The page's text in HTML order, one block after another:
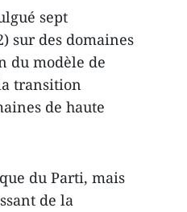
sept
sur des domaines
du modèle de
transition
de haute
du Parti, mais
de la